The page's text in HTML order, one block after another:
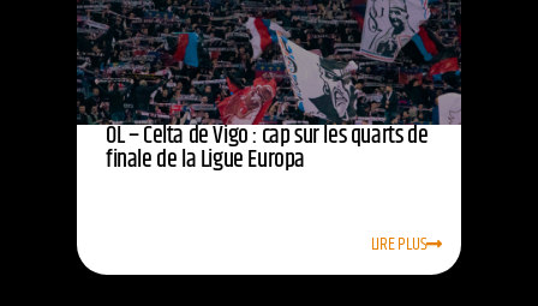
OL – Celta de Vigo : cap sur les quarts de
finale de la Ligue Europa
LIRE PLUS